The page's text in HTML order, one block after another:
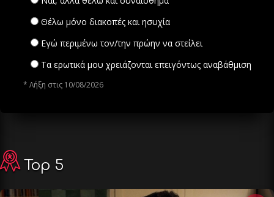
Θέλω μόνο διακοπές και ησυχία
Εγώ περιμένω τον/την πρώην να στείλει
Τα ερωτικά μου χρειάζονται επειγόντως αναβάθμιση
* Λήξη στις 10/08/2026
Top 5